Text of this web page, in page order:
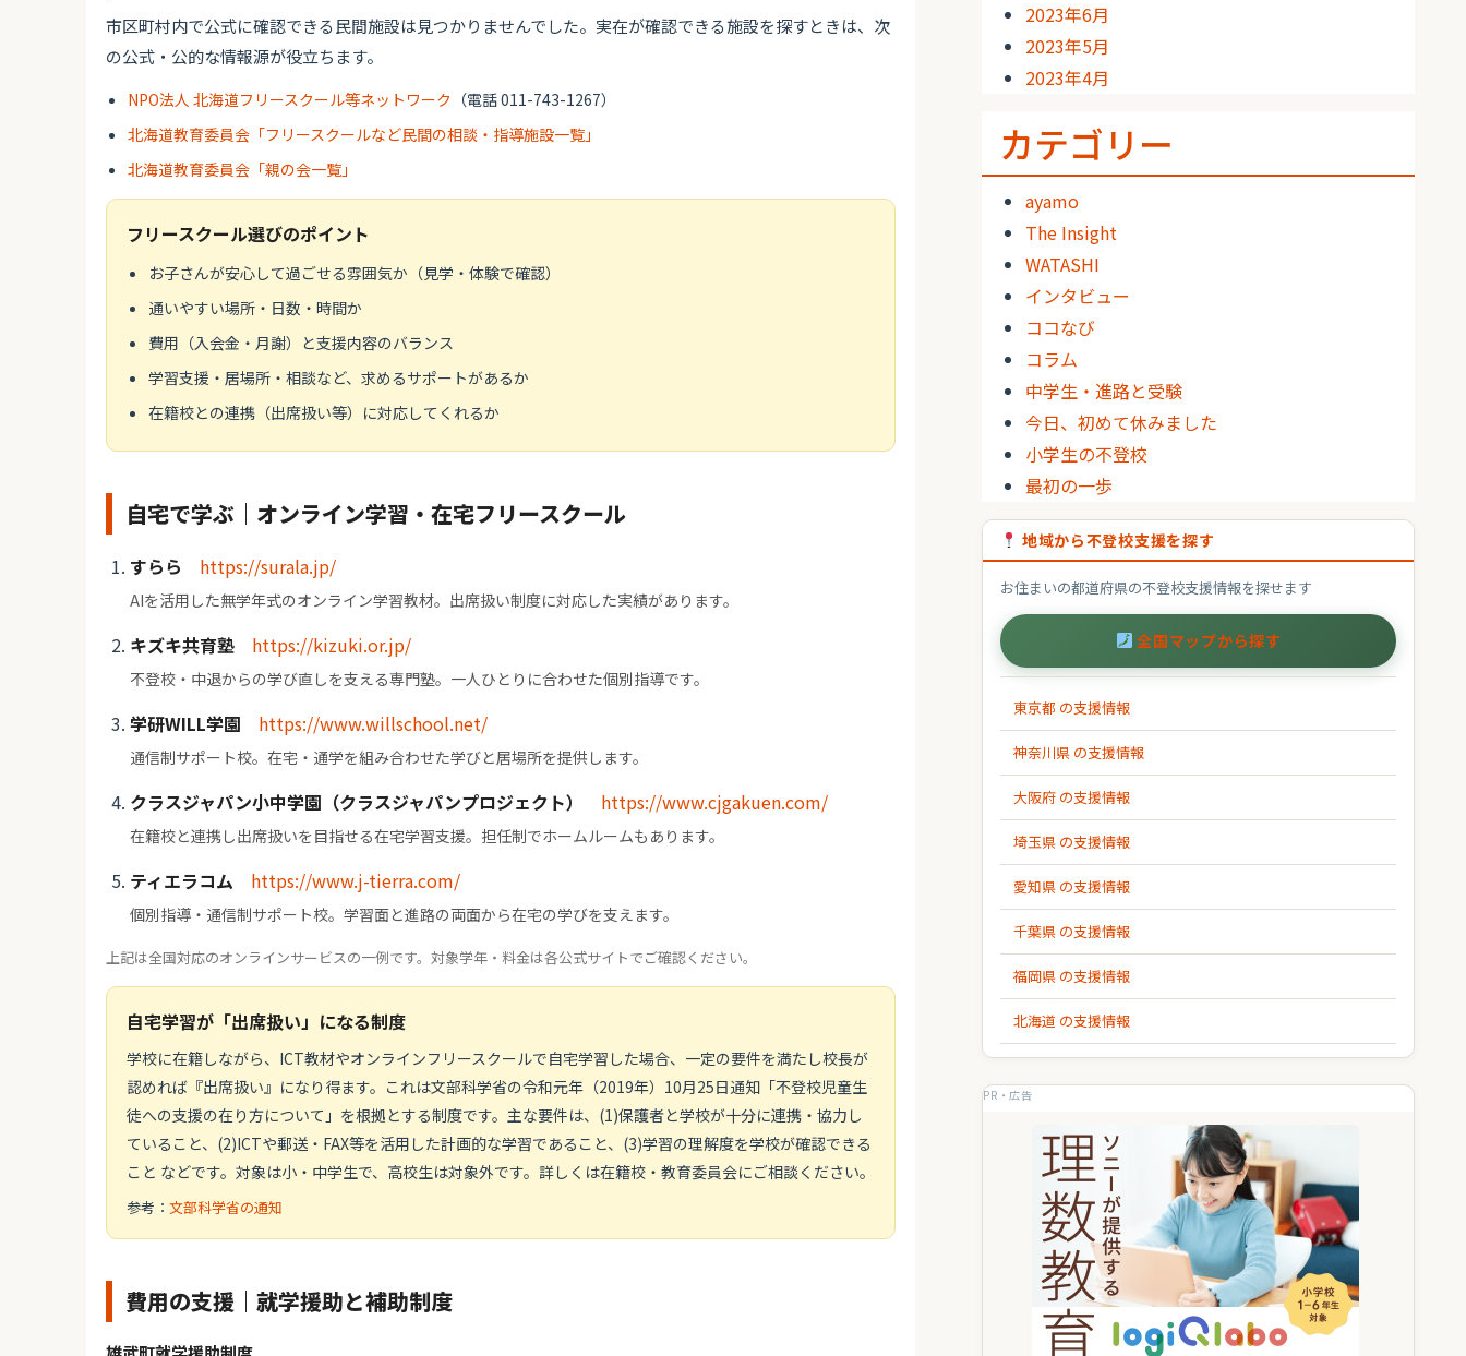
市区町村内で公式に確認できる民間施設は見つかりませんでした。実在が確認できる施設を探すときは、次
の公式・公的な情報源が役立ちます。
NPO法人 北海道フリースクール等ネットワーク （電話 011-743-1267）
北海道教育委員会「フリースクールなど民間の相談・指導施設一覧」
北海道教育委員会「親の会一覧」
フリースクール選びのポイント
お子さんが安心して過ごせる雰囲気か（見学・体験で確認）
通いやすい場所・日数・時間か
費用（入会金・月謝）と支援内容のバランス
学習支援・居場所・相談など、求めるサポートがあるか
在籍校との連携（出席扱い等）に対応してくれるか
自宅で学ぶ｜オンライン学習・在宅フリースクール
すらら https://surala.jp/
AIを活用した無学年式のオンライン学習教材。出席扱い制度に対応した実績があります。
キズキ共育塾 https://kizuki.or.jp/
不登校・中退からの学び直しを支える専門塾。一人ひとりに合わせた個別指導です。
学研WILL学園 https://www.willschool.net/
通信制サポート校。在宅・通学を組み合わせた学びと居場所を提供します。
クラスジャパン小中学園（クラスジャパンプロジェクト） https://www.cjgakuen.com/
在籍校と連携し出席扱いを目指せる在宅学習支援。担任制でホームルームもあります。
ティエラコム https://www.j-tierra.com/
個別指導・通信制サポート校。学習面と進路の両面から在宅の学びを支えます。
上記は全国対応のオンラインサービスの一例です。対象学年・料金は各公式サイトでご確認ください。
自宅学習が「出席扱い」になる制度
学校に在籍しながら、ICT教材やオンラインフリースクールで自宅学習した場合、一定の要件を満たし校長が
認めれば『出席扱い』になり得ます。これは文部科学省の令和元年（2019年）10月25日通知「不登校児童生
徒への支援の在り方について」を根拠とする制度です。主な要件は、(1)保護者と学校が十分に連携・協力し
ていること、(2)ICTや郵送・FAX等を活用した計画的な学習であること、(3)学習の理解度を学校が確認できる
こと などです。対象は小・中学生で、高校生は対象外です。詳しくは在籍校・教育委員会にご相談ください。
参考： 文部科学省の通知
費用の支援｜就学援助と補助制度
2023年6月
2023年5月
2023年4月
カテゴリー
ayamo
The Insight
WATASHI
インタビュー
ココなび
コラム
中学生・進路と受験
今日、初めて休みました
小学生の不登校
最初の一歩
地域から不登校支援を探す
お住まいの都道府県の不登校支援情報を探せます
全国マップから探す
東京都 の支援情報
神奈川県 の支援情報
大阪府 の支援情報
埼玉県 の支援情報
愛知県 の支援情報
千葉県 の支援情報
福岡県 の支援情報
北海道 の支援情報
PR・広告